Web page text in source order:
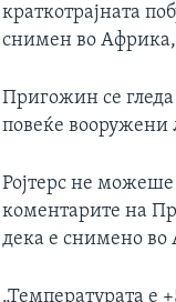
краткотрајната
снимен во Африка,
Пригожин се
повеќе вооружени
Ројтерс не можеше
коментарите на
дека е снимено во
„Температурата е